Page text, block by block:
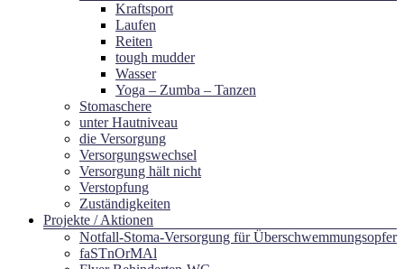
Kraftsport
Laufen
Reiten
tough mudder
Wasser
Yoga – Zumba – Tanzen
Stomaschere
unter Hautniveau
die Versorgung
Versorgungswechsel
Versorgung hält nicht
Verstopfung
Zuständigkeiten
Projekte / Aktionen
Notfall-Stoma-Versorgung für Überschwemmungsopfer
faSTnOrMAl